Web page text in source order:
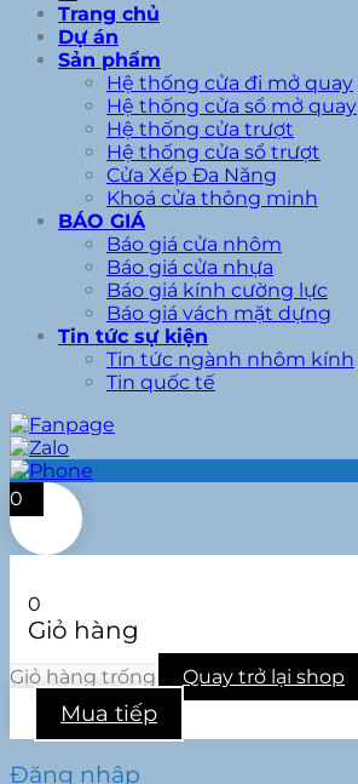
Trang chủ
Dự án
Sản phẩm
Hệ thống cửa đi mở quay
Hệ thống cửa sổ mở quay
Hệ thống cửa trượt
Hệ thống cửa sổ trượt
Cửa Xếp Đa Năng
Khoá cửa thông minh
BÁO GIÁ
Báo giá cửa nhôm
Báo giá cửa nhựa
Báo giá kính cường lực
Báo giá vách mặt dựng
Tin tức sự kiện
Tin tức ngành nhôm kính
Tin quốc tế
0
0
Giỏ hàng
Giỏ hàng trống Quay trở lại shop
Mua tiếp
Đăng nhập